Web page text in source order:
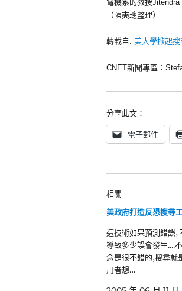
電機系的教授
（陳奭璁整理）
轉載自: 美大學掀起
CNET新聞專區：
分享此文：
電子郵件
相關
美政府打造反恐搜尋
這技術如果預測錯誤,
導致多少誤會發生....
念是很不錯的,搜尋就
用者想…